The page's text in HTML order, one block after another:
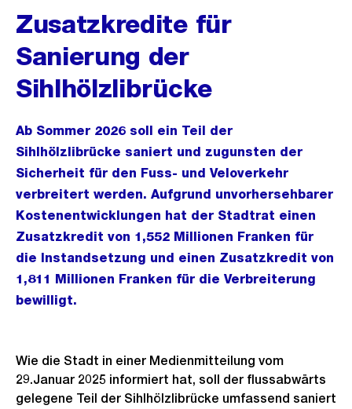
Zusatzkredite für
Sanierung der
Sihlhölzlibrücke
Ab Sommer 2026 soll ein Teil der
Sihlhölzlibrücke saniert und zugunsten der
Sicherheit für den Fuss- und Veloverkehr
verbreitert werden. Aufgrund unvorhersehbarer
Kostenentwicklungen hat der Stadtrat einen
Zusatzkredit von 1,552 Millionen Franken für
die Instandsetzung und einen Zusatzkredit von
1,811 Millionen Franken für die Verbreiterung
bewilligt.
Wie die Stadt in einer Medienmitteilung vom
29.Januar 2025 informiert hat, soll der flussabwärts
gelegene Teil der Sihlhölzlibrücke umfassend saniert